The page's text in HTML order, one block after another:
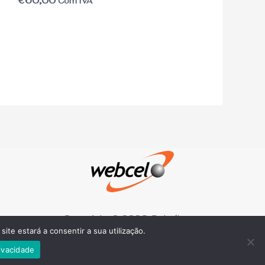
Copyright © 2026 Salgáboca
estará a consentir a sua utilização.